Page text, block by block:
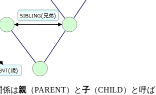
は親 （PARENT）と子 （CHILD）と呼ば